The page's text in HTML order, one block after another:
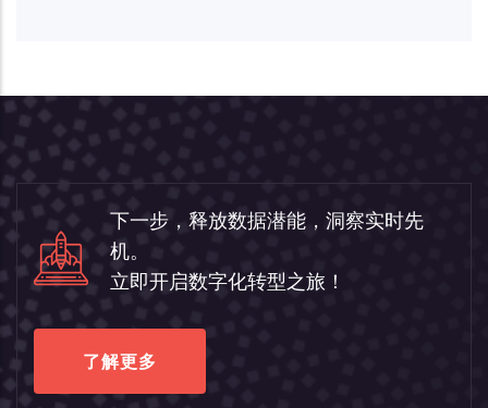
下一步，释放数据潜能，洞察实时先
机。
立即开启数字化转型之旅！
了解更多